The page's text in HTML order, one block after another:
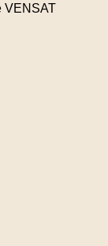
VENSAT